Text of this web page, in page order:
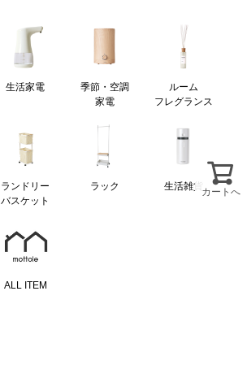
カートへ
生活家電
季節・空調
家電
ルーム
フレグランス
ランドリー
バスケット
ラック 生活雑貨
ALL ITEM